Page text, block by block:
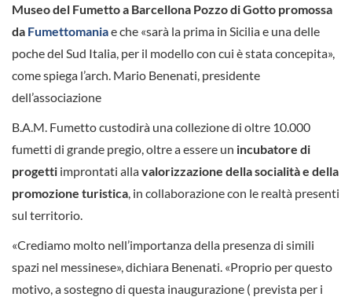
Museo del Fumetto a Barcellona Pozzo di Gotto promossa
da Fumettomaniae che «sarà la prima in Sicilia e una delle
poche del Sud Italia, per il modello con cui è stata concepita»,
come spiega l’arch. Mario Benenati, presidente
dell’associazione
B.A.M. Fumetto custodirà una collezione di oltre 10.000
fumetti di grande pregio, oltre a essere un incubatore di
progetti improntati allavalorizzazione della socialità e della
promozione turistica , in collaborazione con le realtà presenti
sul territorio.
«Crediamo molto nell’importanza della presenza di simili
spazi nel messinese», dichiara Benenati. «Proprio per questo
motivo, a sostegno di questa inaugurazione ( prevista per i